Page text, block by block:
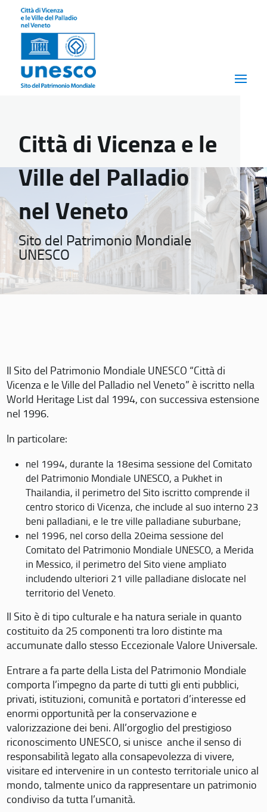
Città di Vicenza e le
Ville del Palladio
nel Veneto
Sito del Patrimonio Mondiale
UNESCO
Il Sito del Patrimonio Mondiale UNESCO “Città di
Vicenza e le Ville del Palladio nel Veneto” è iscritto nella
World Heritage List dal 1994, con successiva estensione
nel 1996.
In particolare:
nel 1994, durante la 18esima sessione del Comitato
del Patrimonio Mondiale UNESCO, a Pukhet in
Thailandia, il perimetro del Sito iscritto comprende il
centro storico di Vicenza, che include al suo interno 23
beni palladiani, e le tre ville palladiane suburbane;
nel 1996, nel corso della 20eima sessione del
Comitato del Patrimonio Mondiale UNESCO, a Merida
in Messico, il perimetro del Sito viene ampliato
includendo ulteriori 21 ville palladiane dislocate nel
territorio del Veneto.
Il Sito è di tipo culturale e ha natura seriale in quanto
costituito da 25 componenti tra loro distinte ma
accumunate dallo stesso Eccezionale Valore Universale.
Entrare a fa parte della Lista del Patrimonio Mondiale
comporta l’impegno da parte di tutti gli enti pubblici,
privati, istituzioni, comunità e portatori d’interesse ed
enormi opportunità per la conservazione e
valorizzazione dei beni. All’orgoglio del prestigioso
riconoscimento UNESCO, si unisce anche il senso di
responsabilità legato alla consapevolezza di vivere,
visitare ed intervenire in un contesto territoriale unico al
mondo, talmente unico da rappresentare un patrimonio
condiviso da tutta l’umanità.